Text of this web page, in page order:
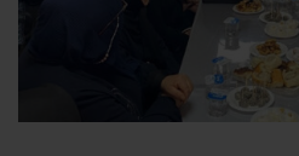
GÜNDEM BAŞLIKLARI MASAYA
Toplantıda hem ülke hem de